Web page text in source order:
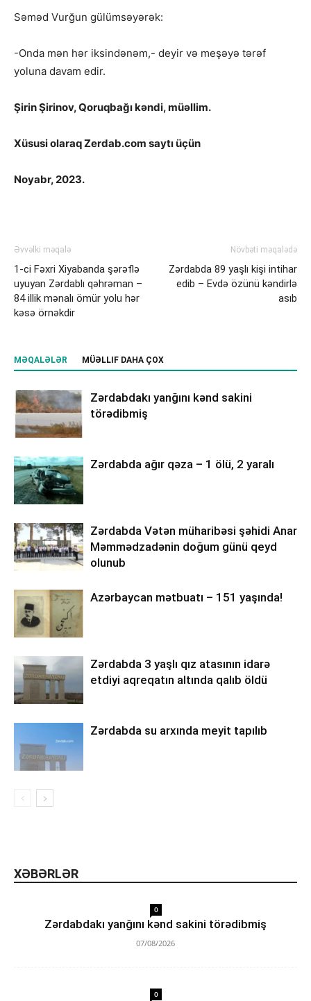
Səməd Vurğun gülümsəyərək:
-Onda mən hər iksindənəm,- deyir və meşəyə tərəf
yoluna davam edir.
Şirin Şirinov, Qoruqbağı kəndi, müəllim.
Xüsusi olaraq Zerdab.com saytı üçün
Noyabr, 2023.
Əvvəlki məqalə
1-ci Fəxri Xiyabanda şərəflə
uyuyan Zərdablı qəhrəman –
84 illik mənalı ömür yolu hər
kəsə örnəkdir
Növbəti məqalədə
Zərdabda 89 yaşlı kişi intihar
edib – Evdə özünü kəndirlə
asıb
MƏQALƏLƏR MÜƏLLIF DAHA ÇOX
Zərdabdakı yanğını kənd sakini
törədibmiş
Zərdabda ağır qəza – 1 ölü, 2 yaralı
Zərdabda Vətən müharibəsi şəhidi Anar
Məmmədzadənin doğum günü qeyd
olunub
Azərbaycan mətbuatı – 151 yaşında!
Zərdabda 3 yaşlı qız atasının idarə
etdiyi aqreqatın altında qalıb öldü
Zərdabda su arxında meyit tapılıb
XƏBƏRLƏR
0
Zərdabdakı yanğını kənd sakini törədibmiş
07/08/2026
0